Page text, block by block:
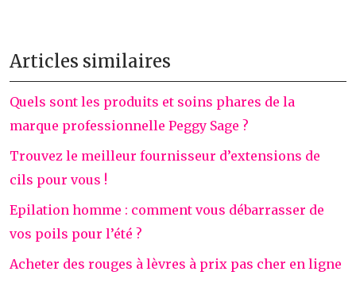
Articles similaires
Quels sont les produits et soins phares de la
marque professionnelle Peggy Sage ?
Trouvez le meilleur fournisseur d’extensions de
cils pour vous !
Epilation homme : comment vous débarrasser de
vos poils pour l’été ?
Acheter des rouges à lèvres à prix pas cher en ligne